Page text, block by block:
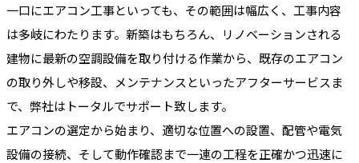
一口にエアコン工事といっても、その範囲は幅広く、工事内容
は多岐にわたります。新築はもちろん、リノベーションされる
建物に最新の空調設備を取り付ける作業から、既存のエアコン
の取り外しや移設、メンテナンスといったアフターサービスま
で、弊社はトータルでサポート致します。
エアコンの選定から始まり、適切な位置への設置、配管や電気
設備の接続、そして動作確認まで一連の工程を正確かつ迅速に